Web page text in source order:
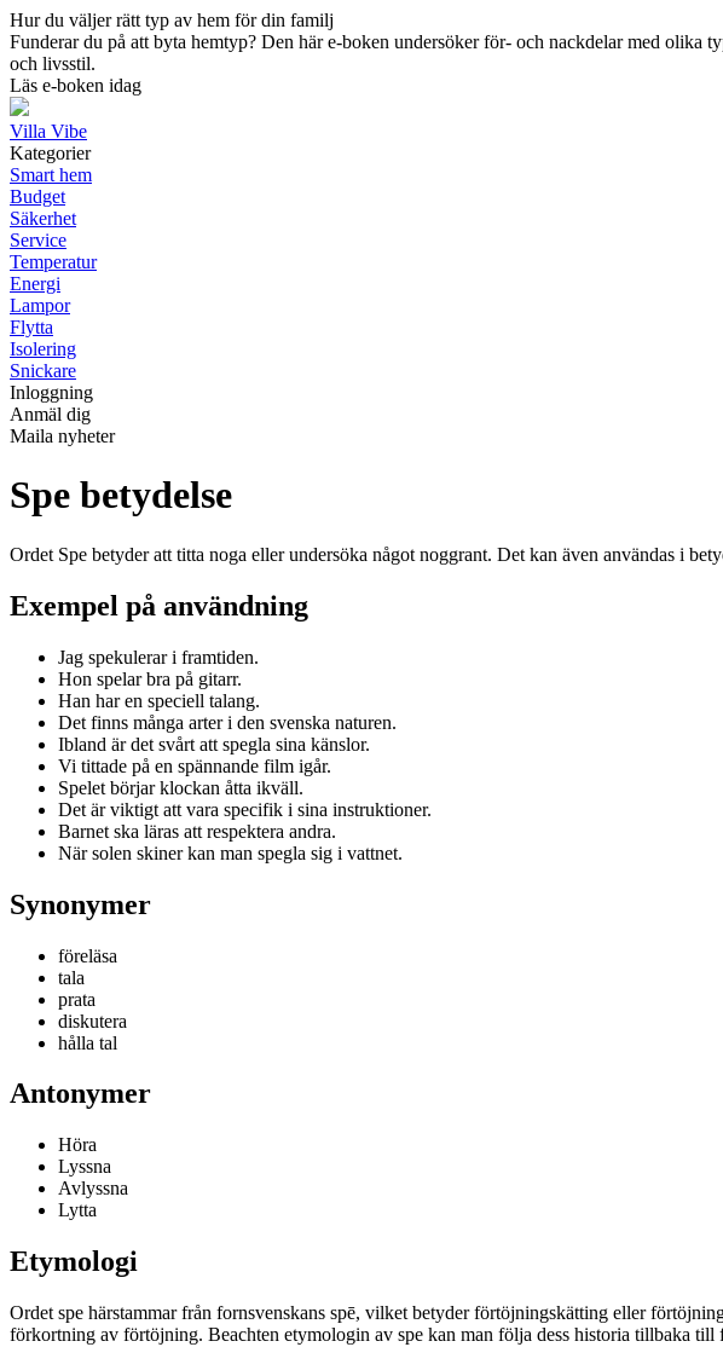
Hur du väljer rätt typ av hem för din familj
Funderar du på att byta hemtyp? Den här e-boken undersöker för- och nackdelar med olika
och livsstil.
Läs e-boken idag
Villa Vibe
Kategorier
Smart hem
Budget
Säkerhet
Service
Temperatur
Energi
Lampor
Flytta
Isolering
Snickare
Inloggning
Anmäl dig
Maila nyheter
Spe betydelse
Ordet Spe betyder att titta noga eller undersöka något noggrant. Det kan även användas i
Exempel på användning
Jag spekulerar i framtiden.
Hon spelar bra på gitarr.
Han har en speciell talang.
Det finns många arter i den svenska naturen.
Ibland är det svårt att spegla sina känslor.
Vi tittade på en spännande film igår.
Spelet börjar klockan åtta ikväll.
Det är viktigt att vara specifik i sina instruktioner.
Barnet ska läras att respektera andra.
När solen skiner kan man spegla sig i vattnet.
Synonymer
föreläsa
tala
prata
diskutera
hålla tal
Antonymer
Höra
Lyssna
Avlyssna
Lytta
Etymologi
Ordet spe härstammar från fornsvenskans spē, vilket betyder förtöjningskätting eller
förkortning av förtöjning. Beachten etymologin av spe kan man följa dess historia tillbaka